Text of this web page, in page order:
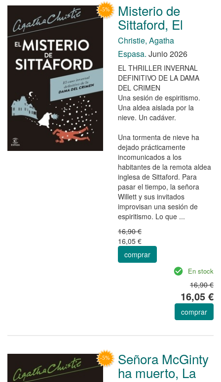
Misterio de
Sittaford, El
Christie, Agatha
Espasa. Junio 2026
EL THRILLER INVERNAL
DEFINITIVO DE LA DAMA
DEL CRIMEN
Una sesión de espiritismo.
Una aldea aislada por la
nieve. Un cadáver.
Una tormenta de nieve ha
dejado prácticamente
incomunicados a los
habitantes de la remota aldea
inglesa de Sittaford. Para
pasar el tiempo, la señora
Willett y sus invitados
improvisan una sesión de
espiritismo. Lo que ...
16,90 €
16,05 €
comprar
En stock
16,90 €
16,05 €
comprar
Señora McGinty
ha muerto, La